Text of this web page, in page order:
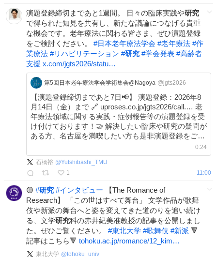
演題登録締切まであと1週間。 日々の臨床実践や研究
で得られた知見を共有し、新たな議論につなげる貴重
な機会です。老年療法に関わる皆さま、ぜひ演題登録
をご検討ください。 #日本老年療法学会 #老年療法 #作
業療法 #リハビリテーション #研究 #学会発表 #高齢者
支援 x.com/jgts2026/statu…
第5回日本老年療法学会学術集会@Nagoya @jgts2026
【演題登録締切まであと7日📢】 演題登録：2026年8
月14日（金）まで 🔗 uproses.co.jp/jgts2026/call.… 老
年療法領域に関する実践・症例報告等の演題登録を受
け付けております！🤝 解決したい臨床や研究の疑問が
ある方、名古屋を満喫したい方も是非演題登録をご検
0:24
石橋裕 @YuIshibashi_TMU
1
11:00
🟡 #研究 #インタビュー 【The Romance of
Research】 「この世はすべて舞台」 文学作品が歌舞
伎や新派の舞台へと姿を変えてきた道のりを追い続け
る、文学研究科の赤井紀美准教授の記事を公開しまし
た。ぜひご覧ください。 #東北大学 #歌舞伎 #新派 🔻
記事はこちら🔻 tohoku.ac.jp/romance/12_kim…
東北大学 @tohoku_univ